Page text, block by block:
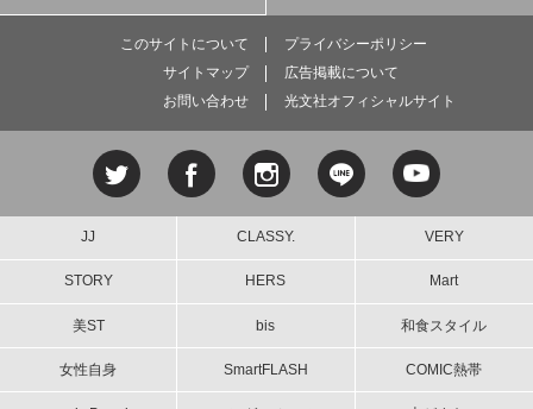
このサイトについて
プライバシーポリシー
サイトマップ
広告掲載について
お問い合わせ
光文社オフィシャルサイト
JJ CLASSY. VERY
STORY HERS Mart
美ST bis 和食スタイル
女性自身 SmartFLASH COMIC熱帯